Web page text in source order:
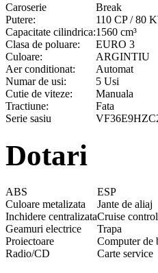
Caroserie
Break
Putere:
110 CP / 80
Capacitate cilindrica:1560 cm³
Clasa de poluare:
EURO 3
Culoare:
ARGINTIU
Aer conditionat:
Automat
Numar de usi:
5 Usi
Cutie de viteze:
Manuala
Tractiune:
Fata
Serie sasiu
Dotari
ABS ESP
Culoare metalizata
Jante de aliaj
Inchidere centralizataCruise control
Geamuri electrice
Trapa
Proiectoare
Computer de
Radio/CD
Carte service